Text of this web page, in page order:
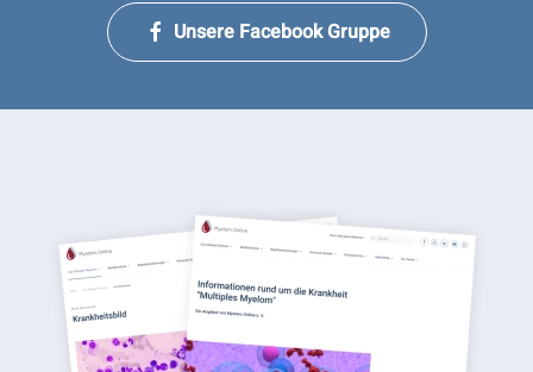
Unsere Facebook Gruppe